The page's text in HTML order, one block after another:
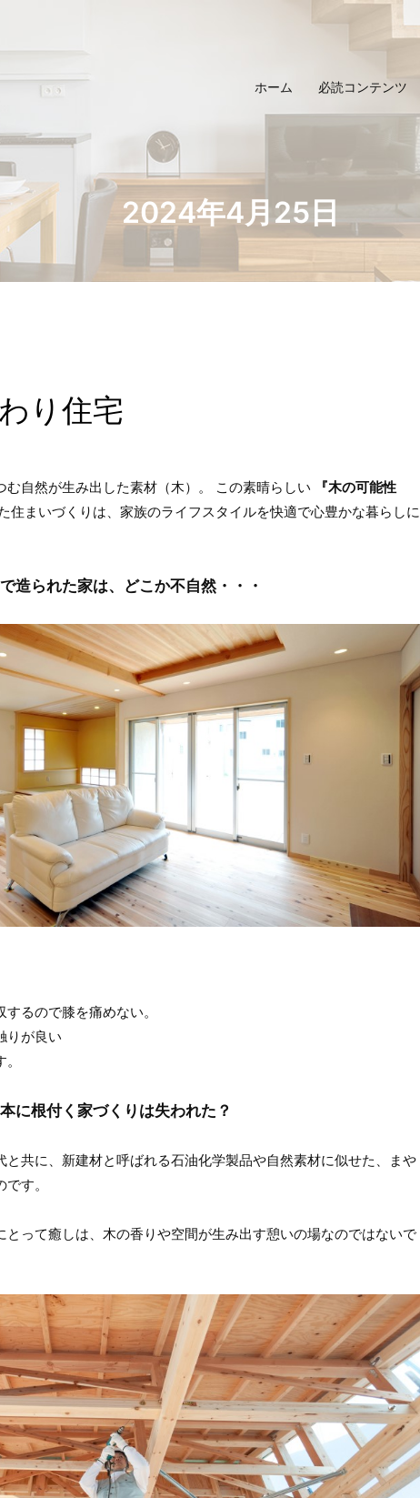
2024年4月25日
り住宅
自然が生み出した素材（木）。 この素晴らしい
『木の可能性
住まいづくりは、家族のライフスタイルを快適で心豊かな暮らしに
造られた家は、どこか不自然・・・
るので膝を痛めない。
りが良い
に根付く家づくりは失われた？
共に、新建材と呼ばれる石油化学製品や自然素材に似せた、まや
す。
って癒しは、木の香りや空間が生み出す憩いの場なのではないで
ホーム 必読コンテンツ